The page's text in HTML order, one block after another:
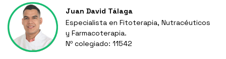
Juan David Tálaga
Especialista en Fitoterapia, Nutracéuticos
y Farmacoterapia.
Nº colegiado: 11542